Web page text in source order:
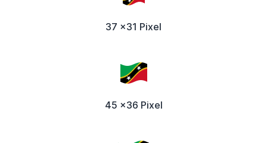
37 x31 Pixel
45 x36 Pixel